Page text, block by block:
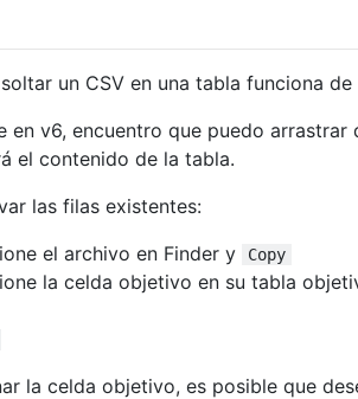
un CSV en una tabla funciona
en v6, encuentro que puedo
el contenido de la tabla.
las filas existentes:
el archivo en Finder y
Copy
la celda objetivo en su tabla
la celda objetivo, es posible que